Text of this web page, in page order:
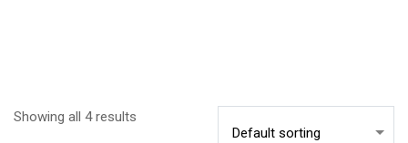
Showing all 4 results